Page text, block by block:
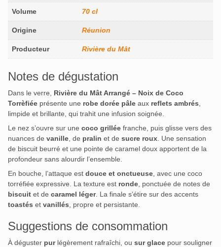
Volume 70 cl
Origine Réunion
Producteur Rivière du Mât
Notes de dégustation
Dans le verre, Rivière du Mât Arrangé – Noix de Coco
Torrèfiée présente une robe dorée pâle aux reflets ambrés
limpide et brillante, qui trahit une infusion soignée.
Le nez s’ouvre sur une coco grillée franche, puis glisse vers des
nuances de vanille , de pralin et de sucre roux . Une sensation
de biscuit beurré et une pointe de caramel doux apportent de la
profondeur sans alourdir l’ensemble.
En bouche, l’attaque est douce et onctueuse , avec une coco
torréfiée expressive. La texture est ronde , ponctuée de notes de
biscuit et de caramel léger. La finale s’étire sur des accents
toastés et vanillés , propre et persistante.
Suggestions de consommation
À déguster purlégèrement rafraîchi, ou sur glace pour souligner